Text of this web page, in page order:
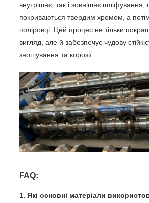
внутрішнє, так і зовнішнє шліфування,
покриваються твердим хромом, а
поліровці. Цей процес не тільки
вигляд, але й забезпечує чудову
зношування та корозії.
FAQ:
1. Які основні матеріали